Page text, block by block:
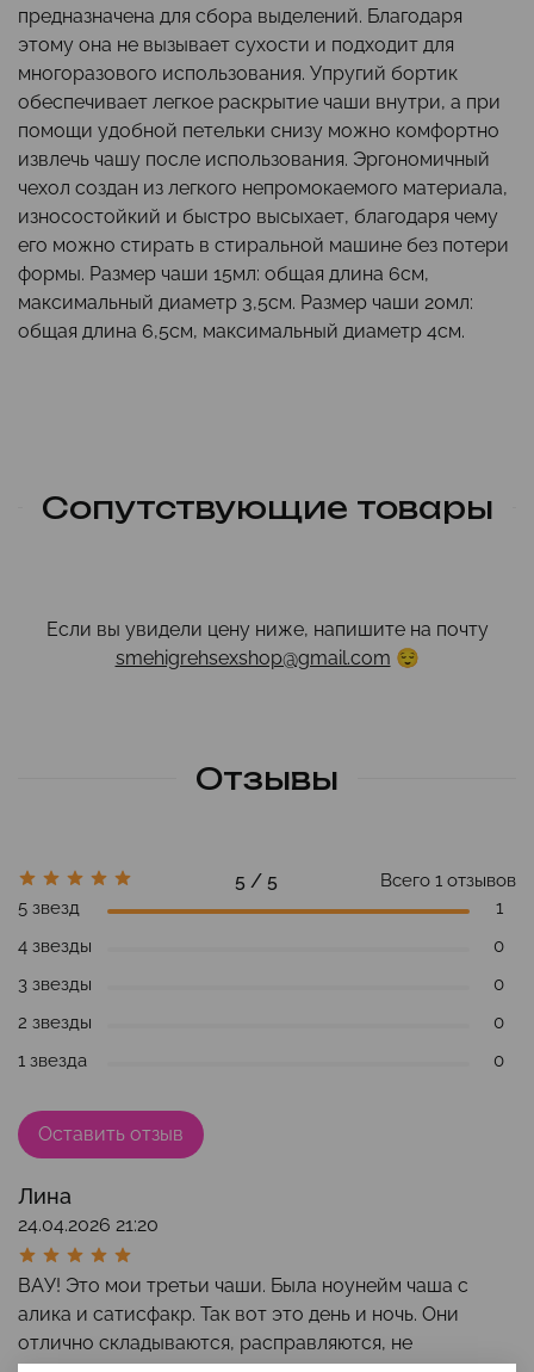
предназначена для сбора выделений. Благодаря
этому она не вызывает сухости и подходит для
многоразового использования. Упругий бортик
обеспечивает легкое раскрытие чаши внутри, а при
помощи удобной петельки снизу можно комфортно
извлечь чашу после использования. Эргономичный
чехол создан из легкого непромокаемого материала,
износостойкий и быстро высыхает, благодаря чему
его можно стирать в стиральной машине без потери
формы. Размер чаши 15мл: общая длина 6см,
максимальный диаметр 3,5см. Размер чаши 20мл:
общая длина 6,5см, максимальный диаметр 4см.
Сопутствующие товары
Если вы увидели цену ниже, напишите на почту
smehigrehsexshop@gmail.com 😌
Отзывы
Лина
24.04.2026 21:20
ВАУ! Это мои третьи чаши. Была ноунейм чаша с
алика и сатисфакр. Так вот это день и ночь. Они
отлично складываются, расправляются, не
5 / 5 Всего 1 отзывов
5 звезд
1
4 звезды
0
3 звезды
0
2 звезды
0
1 звезда
0
Оставить отзыв